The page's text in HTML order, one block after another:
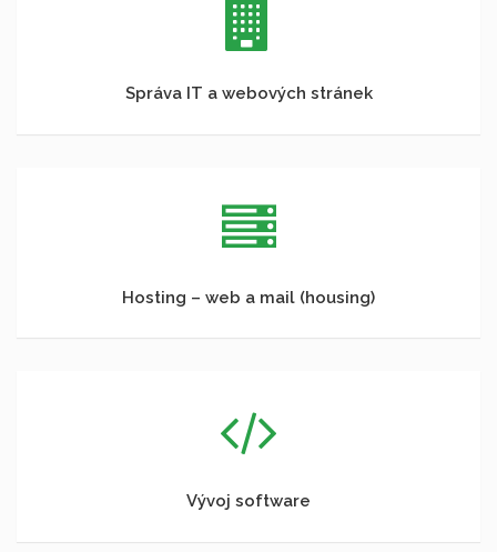
Správa IT a webových stránek
Hosting – web a mail (housing)
Vývoj software